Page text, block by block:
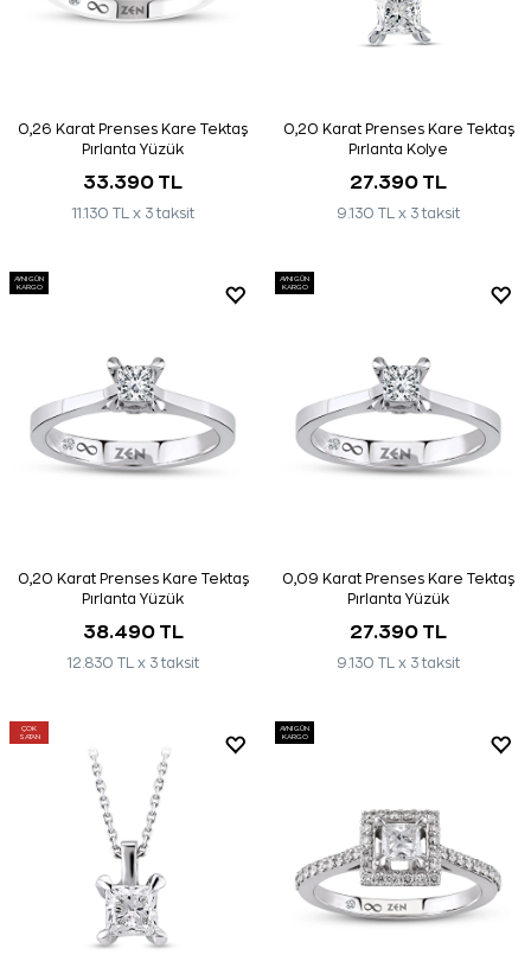
0,26 Karat Prenses Kare Tektaş
Pırlanta Yüzük
33.390 TL
11.130 TL x 3 taksit
0,20 Karat Prenses Kare Tektaş
Pırlanta Kolye
27.390 TL
9.130 TL x 3 taksit
AYNI GÜN
KARGO
0,20 Karat Prenses Kare Tektaş
Pırlanta Yüzük
38.490 TL
12.830 TL x 3 taksit
AYNI GÜN
KARGO
0,09 Karat Prenses Kare Tektaş
Pırlanta Yüzük
27.390 TL
9.130 TL x 3 taksit
ÇOK
SATAN
AYNI GÜN
KARGO